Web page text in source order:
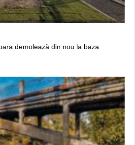
demolează din nou la baza